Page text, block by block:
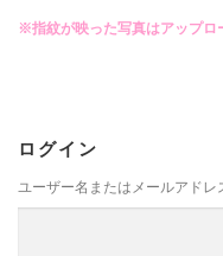
※指紋が映った写真はアップロ
ログイン
ユーザー名またはメールアドレ